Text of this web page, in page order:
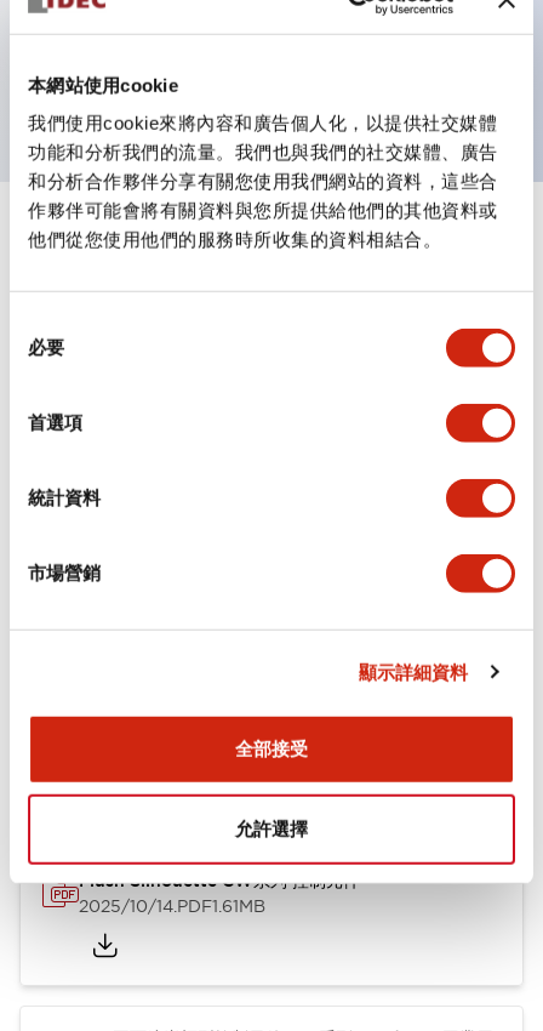
本網站使用cookie
我們使用cookie來將內容和廣告個人化，以提供社交媒體
功能和分析我們的流量。我們也與我們的社交媒體、廣告
和分析合作夥伴分享有關您使用我們網站的資料，這些合
作夥伴可能會將有關資料與您所提供給他們的其他資料或
他們從您使用他們的服務時所收集的資料相結合。
必要
首選項
統計資料
市場營銷
顯示詳細資料
全部接受
允許選擇
接點塊）。可實現省空間設計。
防護結構
規格
審美規範
電氣規範（額定照明部分）
環境規範
機械規格
型錄和宣傳手冊 CAD檔 認證與標準
Flush Silhouette CW系列 控制元件
2025/10/14.PDF1.61MB